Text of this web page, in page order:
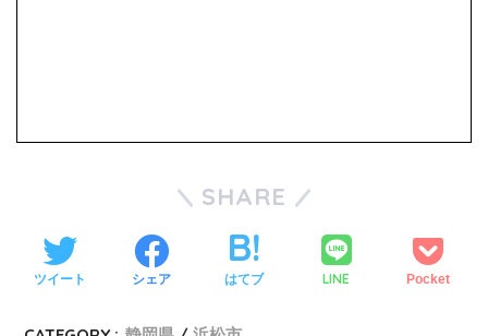
SHARE
ツイート シェア はてブ LINE Pocket